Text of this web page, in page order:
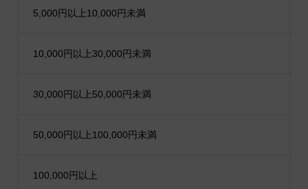
5,000円以上10,000円未満
10,000円以上30,000円未満
30,000円以上50,000円未満
50,000円以上100,000円未満
100,000円以上